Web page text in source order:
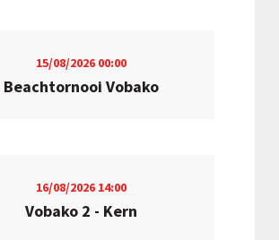
15/08/2026 00:00
Beachtornooi Vobako
16/08/2026 14:00
Vobako 2 - Kern